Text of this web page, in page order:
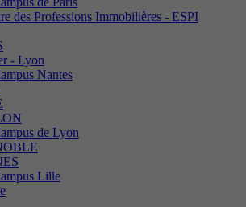
des Professions Immobilières - ESPI
- Lyon
Nantes
de Lyon
Lille